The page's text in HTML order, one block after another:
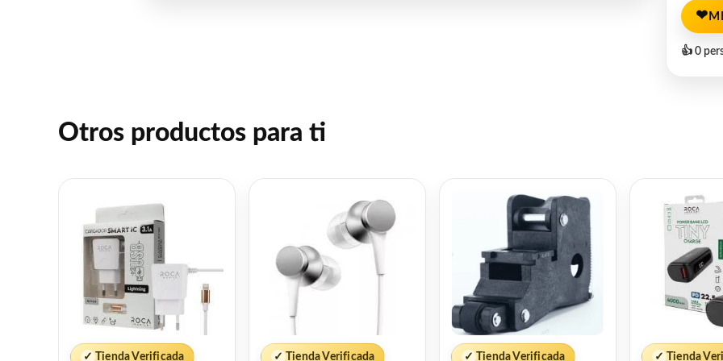
❤
👍 0
Otros productos para ti
✓ Tienda Verificada ✓ Tienda Verificada ✓ Tienda Verificada ✓ Tienda